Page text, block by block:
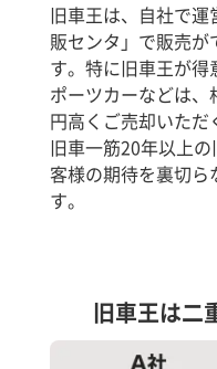
旧車王は、自社で
販センタ」で販売
す。特に旧車王が
ポーツカーなどは
円高くご売却いただ
旧車一筋20年以上
客様の期待を裏切ら
す。
旧車王は二